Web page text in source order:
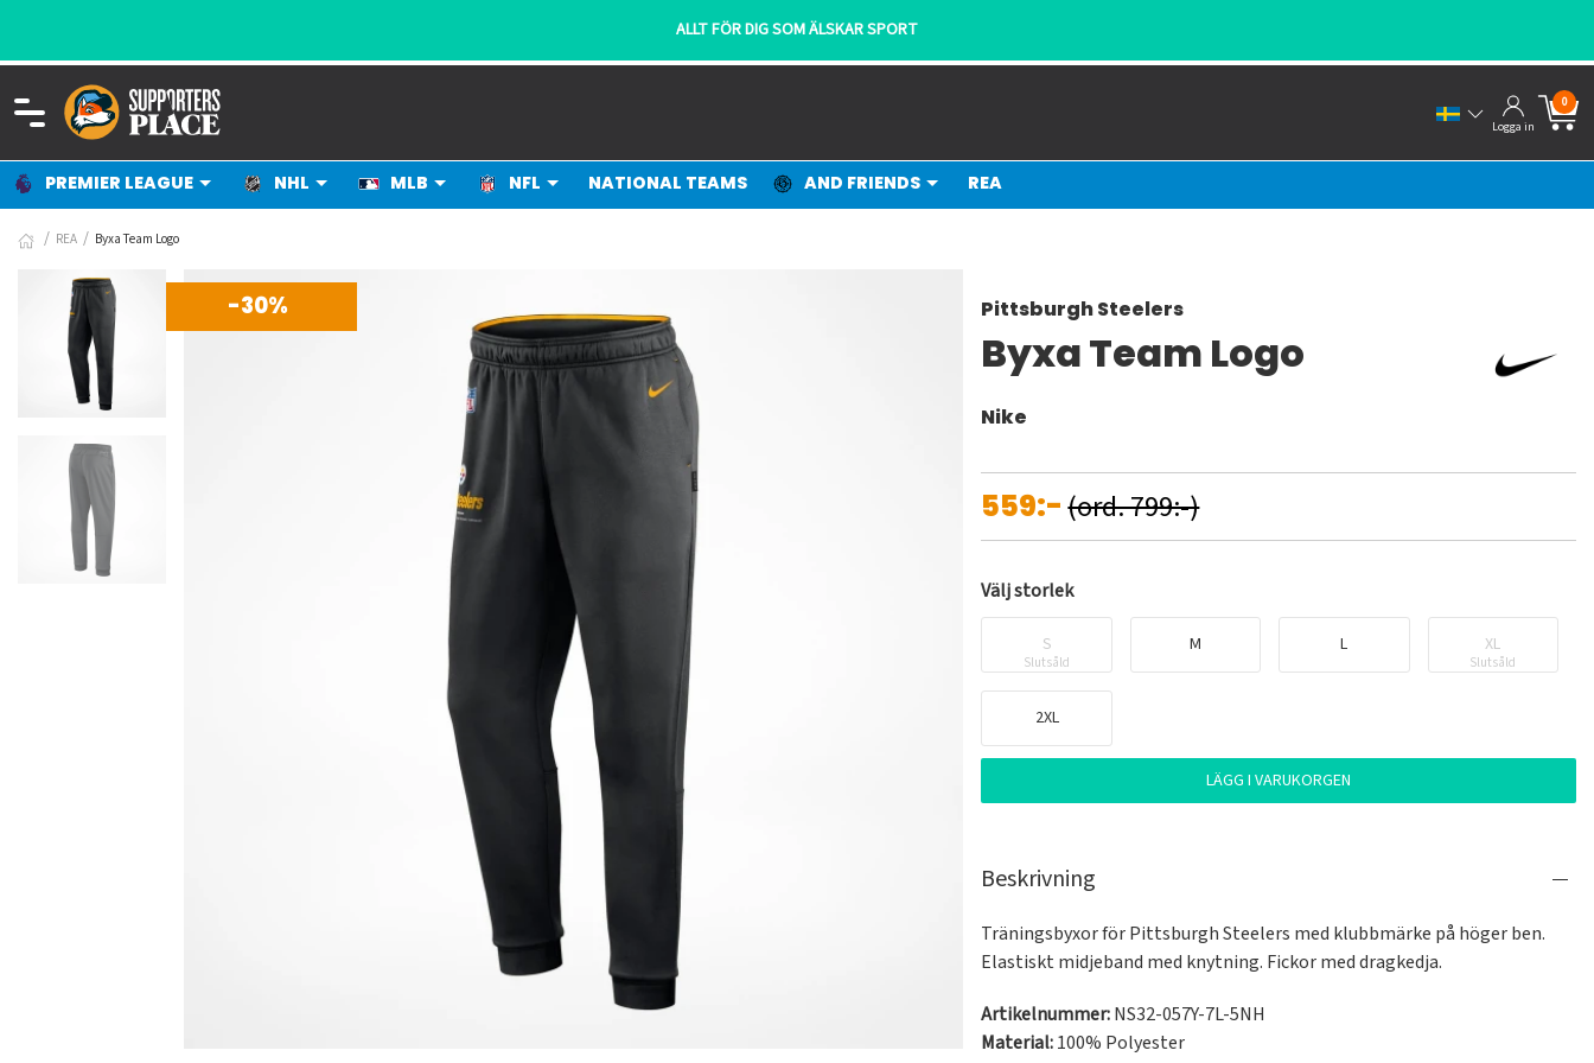
ALLT FÖR DIG SOM ÄLSKAR SPORT
Logga in
0
PREMIER LEAGUE NHL MLB NFL NATIONAL TEAMS AND FRIENDS REA
REA Byxa Team Logo
-30% Pittsburgh Steelers
Byxa Team Logo
Nike
559:-(ord. 799:-)
Välj storlek
S
Slutsåld
M L XL
Slutsåld
2XL
LÄGG I VARUKORGEN
Beskrivning
Träningsbyxor för Pittsburgh Steelers med klubbmärke på höger ben.
Elastiskt midjeband med knytning. Fickor med dragkedja.
Artikelnummer:NS32-057Y-7L-5NH
Material:100% Polyester